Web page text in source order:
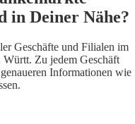
in Deiner Nähe?
Geschäfte und Filialen im
Zu jedem Geschäft
Informationen wie